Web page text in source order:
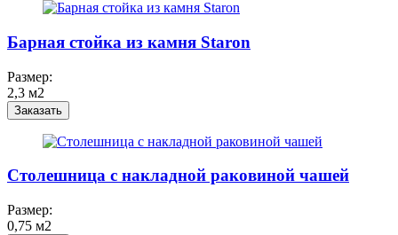
Барная стойка из камня Staron
Размер:
2,3 м2
Заказать
Столешница с накладной раковиной чашей
Размер:
0,75 м2